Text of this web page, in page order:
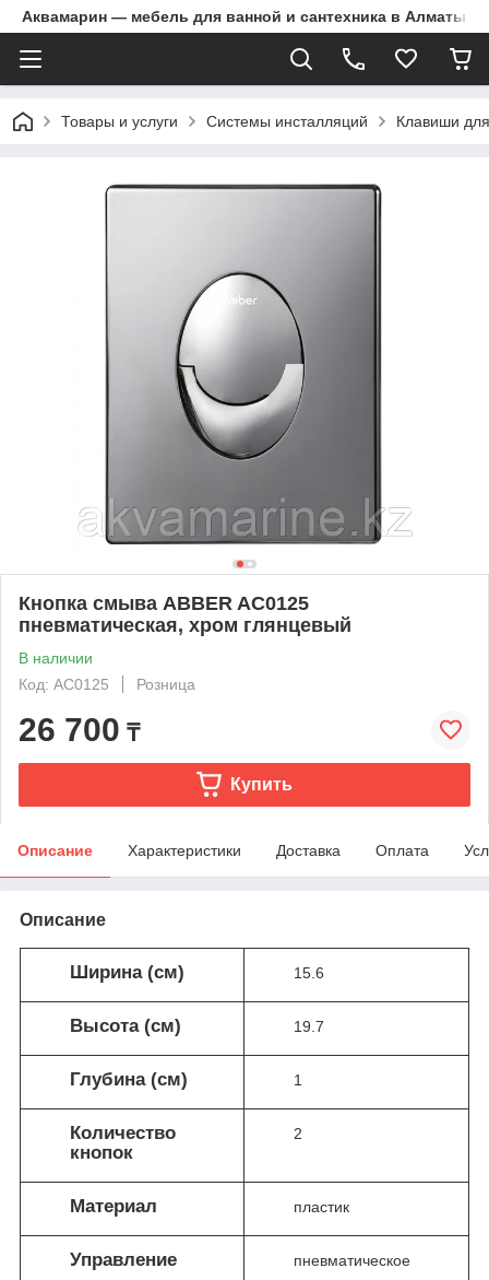
Аквамарин — мебель для ванной и сантехника в Алматы |
Товары и услуги Системы инсталляций Клавиши
Кнопка смыва ABBER AC0125
пневматическая, хром глянцевый
В наличии
Код: AC0125
Розница
26 700 ₸
Купить
Описание Характеристики Доставка Оплата
Описание
Ширина (см) 15.6
Высота (см) 19.7
Глубина (см) 1
Количество
кнопок
2
Материал пластик
Управление пневматическое